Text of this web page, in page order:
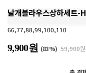
날개블라우스상하세트
66,77,88,99,100,110
9,900원 (83%) 59,900원